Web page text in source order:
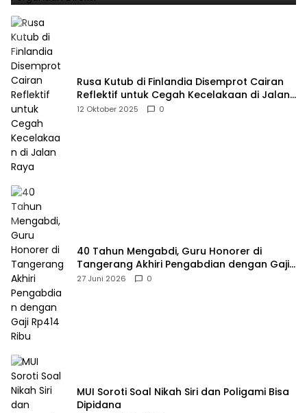
Rusa Kutub di Finlandia Disemprot Cairan
Reflektif untuk Cegah Kecelakaan di Jalan
Raya
12 Oktober 2025 0
40 Tahun Mengabdi, Guru Honorer di
Tangerang Akhiri Pengabdian dengan Gaji
Rp414 Ribu
27 Juni 2026 0
MUI Soroti Soal Nikah Siri dan Poligami Bisa
Dipidana